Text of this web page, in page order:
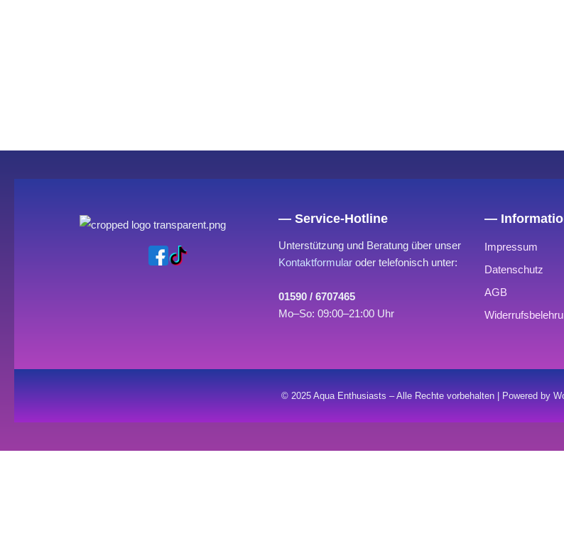
— Service-Hotline
Unterstützung und Beratung über unser
Kontaktformular oder telefonisch unter:
01590 / 6707465
Mo–So: 09:00–21:00 Uhr
—
Impressum
Datenschutz
AGB
© 2025 Aqua Enthusiasts – Alle Rechte vorbehalten | Powered by